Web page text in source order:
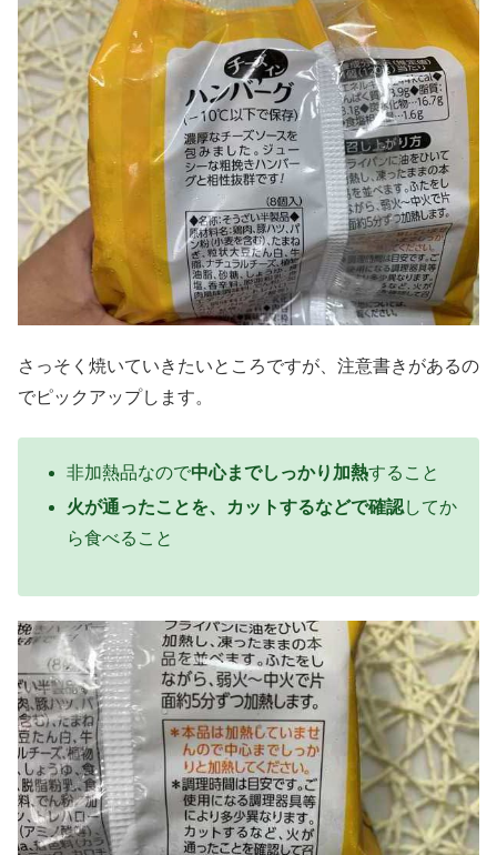
さっそく焼いていきたいところですが、注意書きがあるの
でピックアップします。
非加熱品なので中心までしっかり加熱すること
火が通ったことを、カットするなどで確認してか
ら食べること